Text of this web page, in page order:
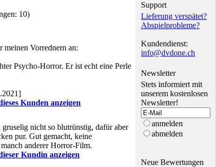
10)
meinen Vorrednern an:
Psycho-Horror. Er ist echt eine Perle
Kunden anzeigen
nicht so blutrünstig, dafür aber
pur. Gut gemacht, keine
anderer Horror-Film.
Kundin anzeigen
Support
Lieferung verspätet?
Abspielprobleme?
Kundendienst:
info@dvdone.ch
Newsletter
Stets informiert mit
unserem kostenlosen
Newsletter!
anmelden
abmelden
Neue Bewertungen